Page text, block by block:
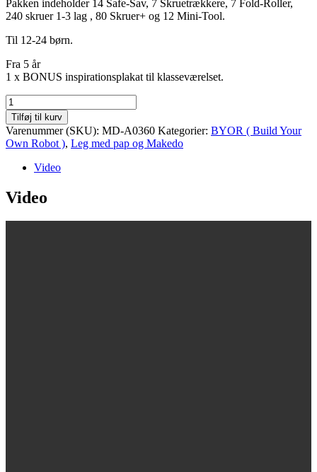
Pakken indeholder 14 Safe-Sav, 7 Skruetrækkere, 7 Fold-Roller,
240 skruer 1-3 lag , 80 Skruer+ og 12 Mini-Tool.
Til 12-24 børn.
Fra 5 år
1 x BONUS inspirationsplakat til klasseværelset.
Makedo
INVENT
sæt
antal
Tilføj til kurv
Varenummer (SKU): MD-A0360 Kategorier: BYOR ( Build Your
Own Robot ), Leg med pap og Makedo
Video
Video